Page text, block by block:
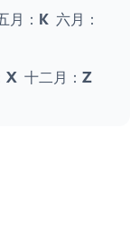
月： K六月：
X十二月： Z